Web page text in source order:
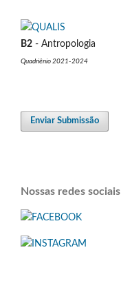
B2 - Antropologia
Quadriênio 2021-2024
Enviar Submissão
Nossas redes sociais